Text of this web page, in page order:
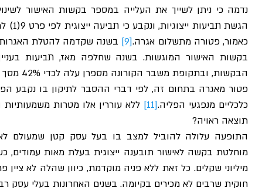
כאמור, פטורה מתשלום אגרה.[9]
הבקשות, ובתקופת משבר הקורונה מספרן עלה לכדי 42% מסך הבקשות שהוגשו.
כלכליים מנפגעי הפליה.[11]
תוצאה ראויה?
חוקית שרבים לא מכירים בקיומה. בשנים האחרונות בעלי עסק